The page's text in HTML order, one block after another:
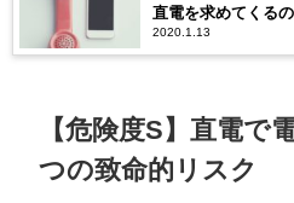
直電を求めてくる
2020.1.13
【危険度S】直電で
つの致命的リスク